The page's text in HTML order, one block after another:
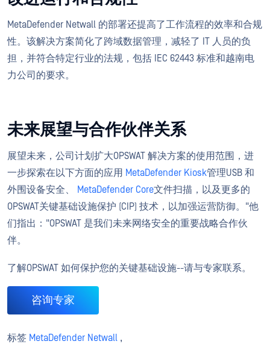
MetaDefender Netwall 的部署还提高了工作流程的效率和合规
性。该解决方案简化了跨域数据管理，减轻了 IT 人员的负
担，并符合特定行业的法规，包括 IEC 62443 标准和越南电
力公司的要求。
未来展望与合作伙伴关系
展望未来，公司计划扩大OPSWAT 解决方案的使用范围，进
一步探索在以下方面的应用 MetaDefender Kiosk管理USB 和
外围设备安全、
MetaDefender Core文件扫描，以及更多的
OPSWAT关键基础设施保护 (CIP) 技术，以加强运营防御。"他
们指出："OPSWAT 是我们未来网络安全的重要战略合作伙
伴。
了解OPSWAT 如何保护您的关键基础设施--请与专家联系。
咨询专家
标签 MetaDefender Netwall ,